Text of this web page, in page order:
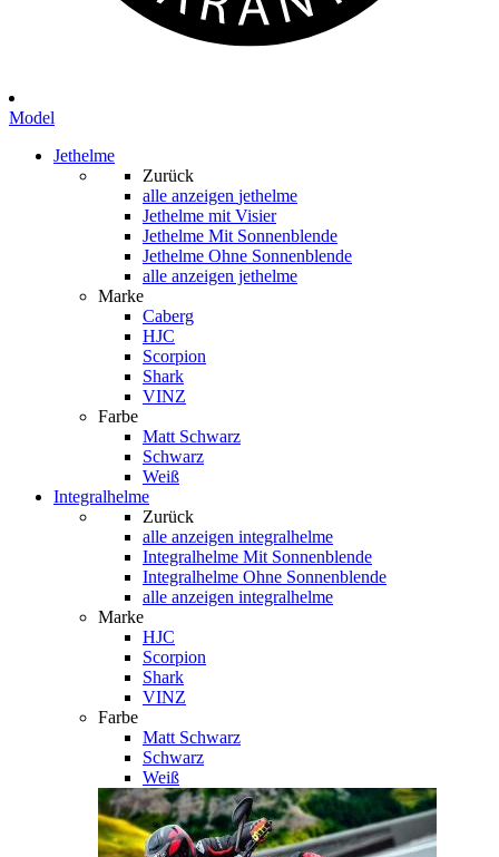
Model
Jethelme
Zurück
alle anzeigen jethelme
Jethelme mit Visier
Jethelme Mit Sonnenblende
Jethelme Ohne Sonnenblende
alle anzeigen jethelme
Marke
Caberg
HJC
Scorpion
Shark
VINZ
Farbe
Matt Schwarz
Schwarz
Weiß
Integralhelme
Zurück
alle anzeigen integralhelme
Integralhelme Mit Sonnenblende
Integralhelme Ohne Sonnenblende
alle anzeigen integralhelme
Marke
HJC
Scorpion
Shark
VINZ
Farbe
Matt Schwarz
Schwarz
Weiß